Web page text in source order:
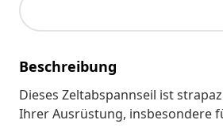
Beschreibung
Dieses Zeltabspannseil ist
Ihrer Ausrüstung, insbesondere